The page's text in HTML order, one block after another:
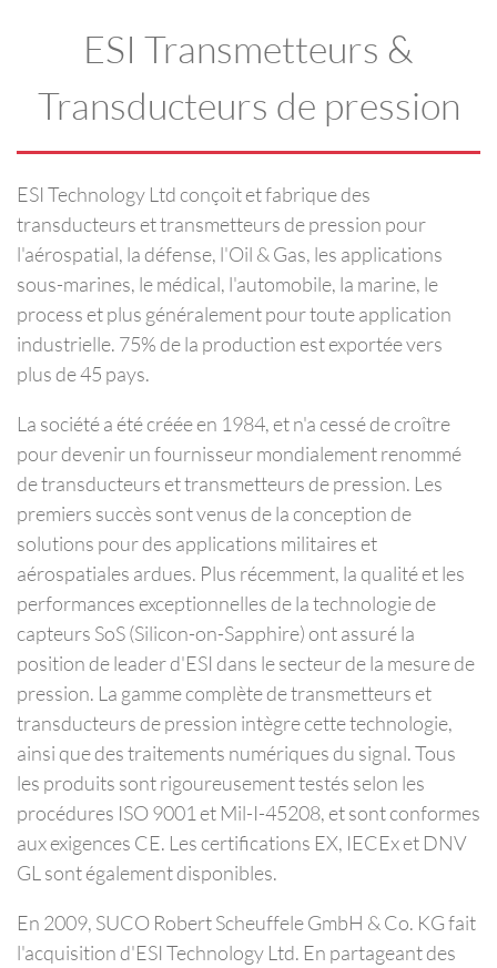
ESI Transmetteurs &
Transducteurs de pression
ESI Technology Ltd conçoit et fabrique des
transducteurs et transmetteurs de pression pour
l'aérospatial, la défense, l'Oil & Gas, les applications
sous-marines, le médical, l'automobile, la marine, le
process et plus généralement pour toute application
industrielle. 75% de la production est exportée vers
plus de 45 pays.
La société a été créée en 1984, et n'a cessé de croître
pour devenir un fournisseur mondialement renommé
de transducteurs et transmetteurs de pression. Les
premiers succès sont venus de la conception de
solutions pour des applications militaires et
aérospatiales ardues. Plus récemment, la qualité et les
performances exceptionnelles de la technologie de
capteurs SoS (Silicon-on-Sapphire) ont assuré la
position de leader d'ESI dans le secteur de la mesure de
pression. La gamme complète de transmetteurs et
transducteurs de pression intègre cette technologie,
ainsi que des traitements numériques du signal. Tous
les produits sont rigoureusement testés selon les
procédures ISO 9001 et Mil-I-45208, et sont conformes
aux exigences CE. Les certifications EX, IECEx et DNV
GL sont également disponibles.
En 2009, SUCO Robert Scheuffele GmbH & Co. KG fait
l'acquisition d'ESI Technology Ltd. En partageant des